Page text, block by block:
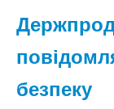
безпеку